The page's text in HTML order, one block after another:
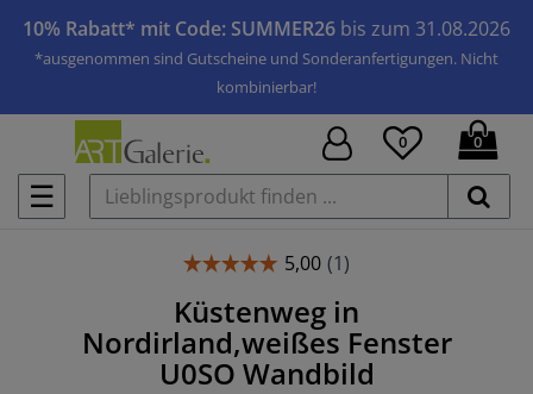
10% Rabatt* mit Code: SUMMER26 bis zum 31.08.2026
*ausgenommen sind Gutscheine und Sonderanfertigungen. Nicht
kombinierbar!
☰
0 0
Küstenweg in
Nordirland,weißes Fenster
U0SO Wandbild